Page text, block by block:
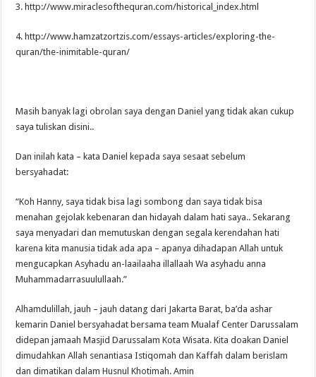
3. http://www.miraclesofthequran.com/historical_index.html
4. http://www.hamzatzortzis.com/essays-articles/exploring-the-
quran/the-inimitable-quran/
Masih banyak lagi obrolan saya dengan Daniel yang tidak akan cukup
saya tuliskan disini..
Dan inilah kata – kata Daniel kepada saya sesaat sebelum
bersyahadat:
“Koh Hanny, saya tidak bisa lagi sombong dan saya tidak bisa
menahan gejolak kebenaran dan hidayah dalam hati saya.. Sekarang
saya menyadari dan memutuskan dengan segala kerendahan hati
karena kita manusia tidak ada apa – apanya dihadapan Allah untuk
mengucapkan Asyhadu an-laailaaha illallaah Wa asyhadu anna
Muhammadarrasuulullaah.”
Alhamdulillah, jauh – jauh datang dari Jakarta Barat, ba’da ashar
kemarin Daniel bersyahadat bersama team Mualaf Center Darussalam
didepan jamaah Masjid Darussalam Kota Wisata. Kita doakan Daniel
dimudahkan Allah senantiasa Istiqomah dan Kaffah dalam berislam
dan dimatikan dalam Husnul Khotimah. Amin